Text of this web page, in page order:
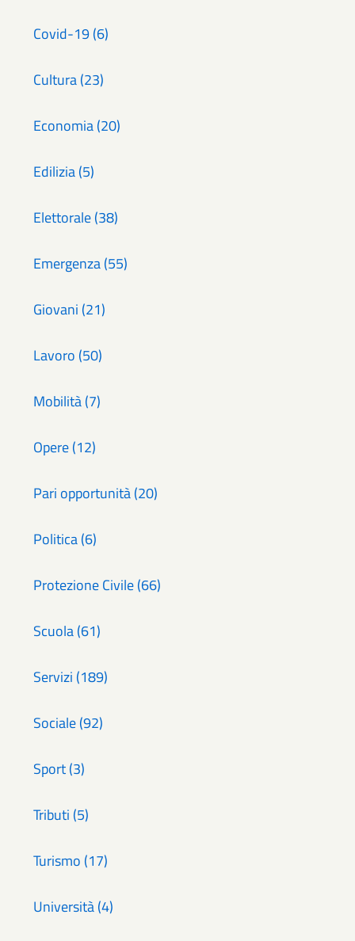
Covid-19 (6)
Cultura (23)
Economia (20)
Edilizia (5)
Elettorale (38)
Emergenza (55)
Giovani (21)
Lavoro (50)
Mobilità (7)
Opere (12)
Pari opportunità (20)
Politica (6)
Protezione Civile (66)
Scuola (61)
Servizi (189)
Sociale (92)
Sport (3)
Tributi (5)
Turismo (17)
Università (4)